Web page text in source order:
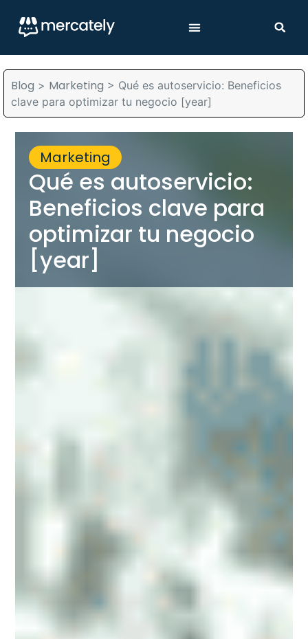
Blog > Marketing > Qué es autoservicio: Beneficios
clave para optimizar tu negocio [year]
Marketing
Qué es autoservicio:
Beneficios clave para
optimizar tu negocio
[year]